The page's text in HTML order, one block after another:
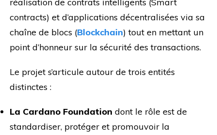
contracts) et d’applications décentralisées via sa
chaîne de blocs (Blockchain) tout en mettant un
point d’honneur sur la sécurité des transactions.
Le projet s’articule autour de trois entités
distinctes :
La Cardano Foundation dont le rôle est de
standardiser, protéger et promouvoir la